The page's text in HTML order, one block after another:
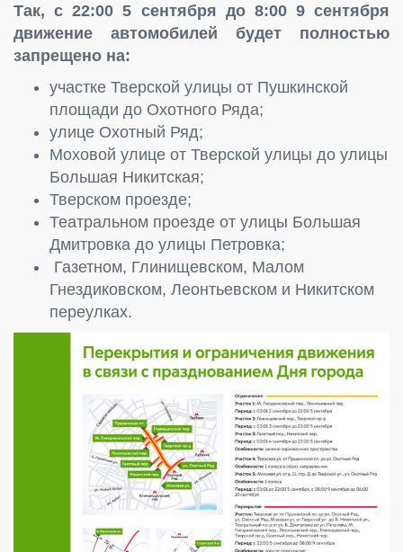
Так, с 22:00 5 сентября до 8:00 9 сентября
движение автомобилей будет полностью
запрещено на:
участке Тверской улицы от Пушкинской
площади до Охотного Ряда;
улице Охотный Ряд;
Моховой улице от Тверской улицы до улицы
Большая Никитская;
Тверском проезде;
Театральном проезде от улицы Большая
Дмитровка до улицы Петровка;
Газетном, Глинищевском, Малом
Гнездиковском, Леонтьевском и Никитском
переулках.